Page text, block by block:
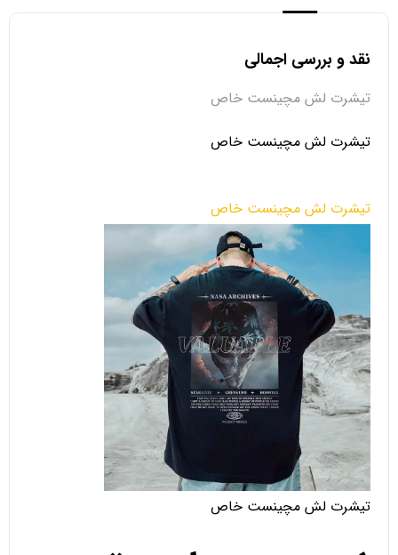
نقد و بررسی اجمالی
تیشرت لش مچینست خاص
تیشرت لش مچینست خاص
تیشرت لش مچینست خاص
تیشرت لش مچینست خاص